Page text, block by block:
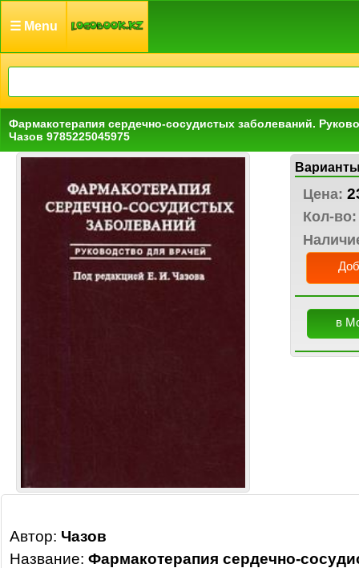
☰ Menu
Фармакотерапия сердечно-сосудистых заболеваний.
Чазов 9785225045975
Цена:
Кол-во:
в
Автор: Чазов
Название: Фармакотерапия сердечно-